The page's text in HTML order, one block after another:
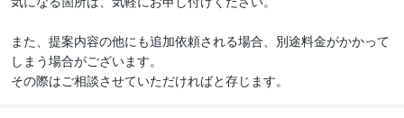
また、提案内容の他にも追加依頼される場合、別途料金がかかって
しまう場合がございます。
その際はご相談させていただければと存じます。